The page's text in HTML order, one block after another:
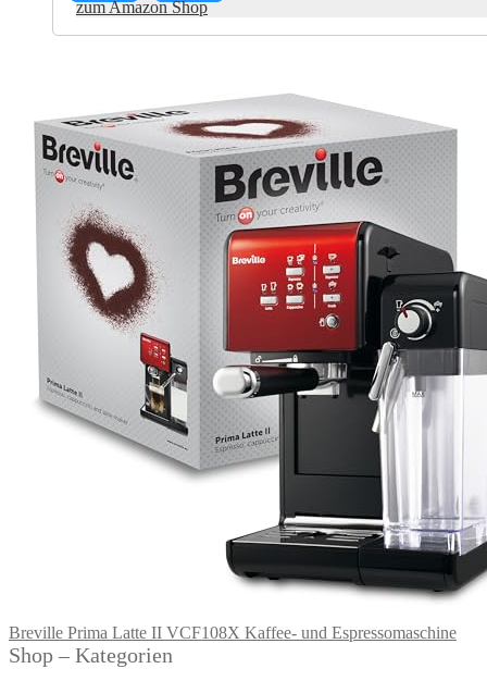
€172,25
zum Amazon Shop
Breville Prima Latte II VCF108X Kaffee- und Espressomaschine
Shop – Kategorien